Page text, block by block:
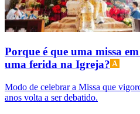
Porque é que uma missa
uma ferida na Igreja?
Modo de celebrar a Missa que
anos volta a ser debatido.